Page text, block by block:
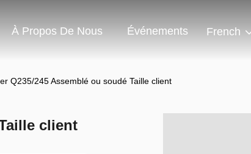
À Propos De Nous Événements French
Q235/245 Assemblé ou soudé Taille client
client